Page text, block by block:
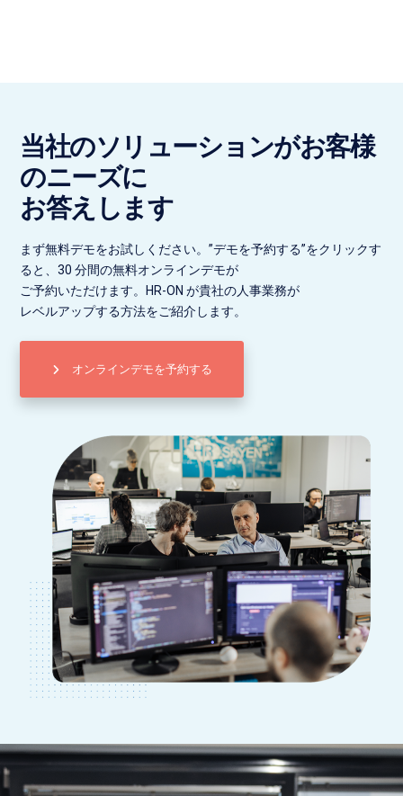
当社のソリューションがお客様
のニーズに
お答えします
まず無料デモをお試しください。”デモを予約する”をクリックす
ると、30 分間の無料オンラインデモが
ご予約いただけます。HR-ON が貴社の人事業務が
レベルアップする方法をご紹介します。
オンラインデモを予約する